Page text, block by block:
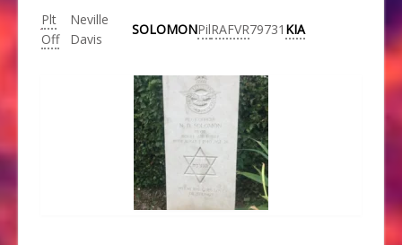
Plt
Off
Neville
Davis
SOLOMONPilRAFVR79731 KIA